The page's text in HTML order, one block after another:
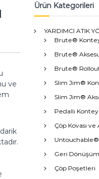
ve
Ürün Kategorileri
YARDIMCI ATIK
Brute®
Brute®
Brute®
Slim Jim®
Slim Jim®
Pedallı
Çöp Kovası ve
Geri
Çöp Poşetleri